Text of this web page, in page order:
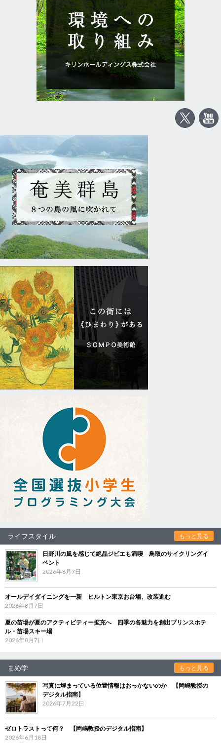
ライフスタイル もっと見る
日野川の風を感じて絶品ジビエも満喫 鳥取のサイクリングイ
ベント
2026年8月7日
オールデイダイニングを一新 ヒルトン東京お台場、改装進む
2026年8月7日
夏の苗場が夏のアクティビティー拡充へ 四季の各魅力を創出プリンスホテ
ル・苗場スキー場
2026年8月7日
まめ学 もっと見る
写真に埋まっている位置情報はおっかないのか 【岡嶋教授の
デジタル指南】
2026年7月22日
ゼロトラストって何？ 【岡嶋教授のデジタル指南】
2026年6月18日